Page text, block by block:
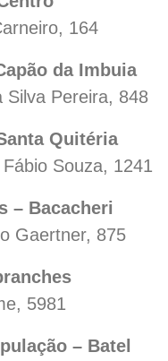
164
da Imbuia
Silva Pereira, 848
Quitéria
Souza, 1241
– Bacacheri
Gaertner, 875
5981
– Batel